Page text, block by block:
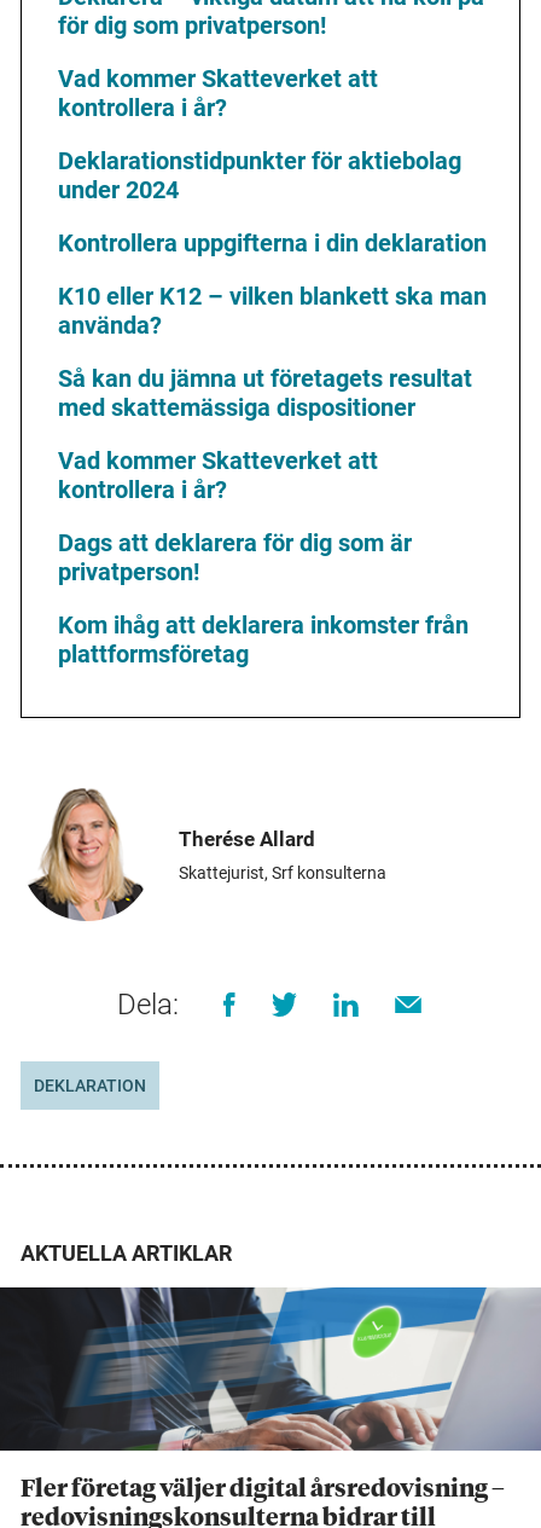
för dig som privatperson!
Vad kommer Skatteverket att
kontrollera i år?
Deklarationstidpunkter för aktiebolag
under 2024
Kontrollera uppgifterna i din deklaration
K10 eller K12 – vilken blankett ska man
använda?
Så kan du jämna ut företagets resultat
med skattemässiga dispositioner
Vad kommer Skatteverket att
kontrollera i år?
Dags att deklarera för dig som är
privatperson!
Kom ihåg att deklarera inkomster från
plattformsföretag
Therése Allard
Skattejurist, Srf konsulterna
Dela:
DEKLARATION
AKTUELLA ARTIKLAR
Fler företag väljer digital årsredovisning –
redovisningskonsulterna bidrar till